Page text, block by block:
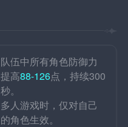
队伍中所有角色防御力
提高88-126点，持续300
秒。
多人游戏时，仅对自己
的角色生效。